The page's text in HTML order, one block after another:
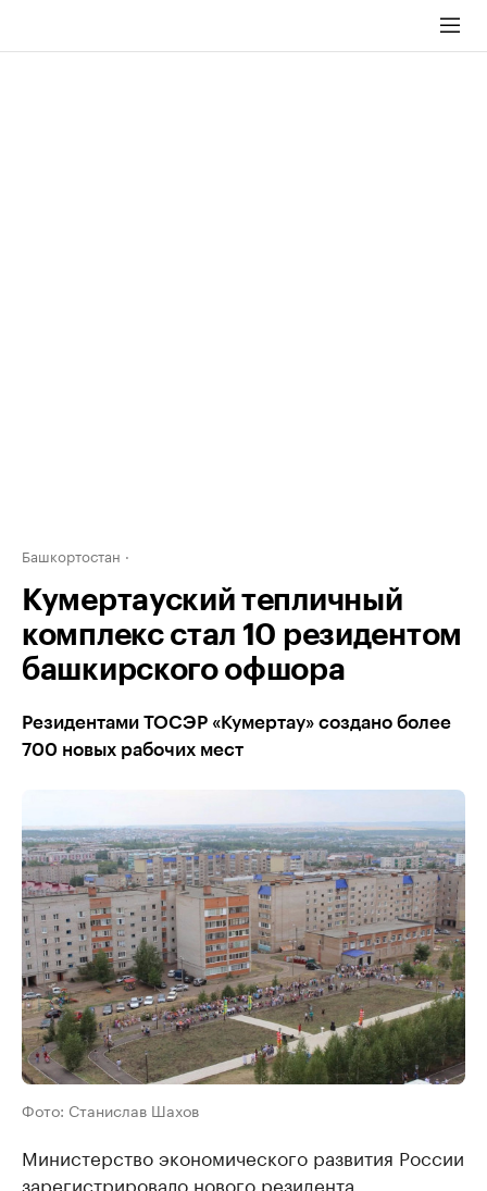
Башкортостан
Кумертауский тепличный
комплекс стал 10 резидентом
башкирского офшора
Резидентами ТОСЭР «Кумертау» создано более
700 новых рабочих мест
Фото: Станислав Шахов
Министерство экономического развития России
зарегистрировало нового резидента